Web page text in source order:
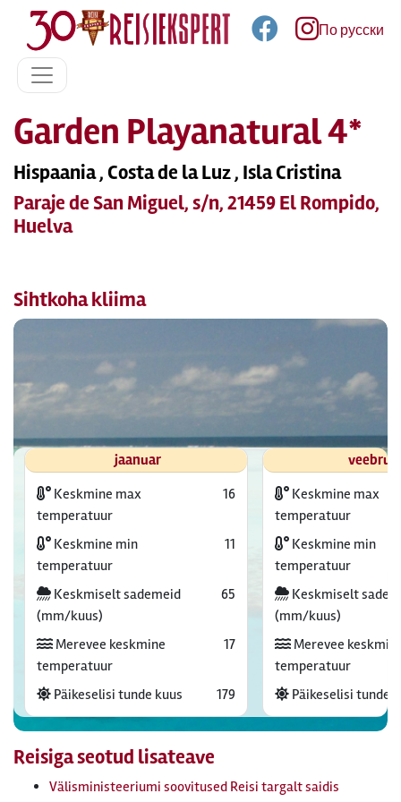
По русски
Garden Playanatural 4*
Hispaania , Costa de la Luz , Isla Cristina
Paraje de San Miguel, s/n, 21459 El Rompido,
Huelva
Sihtkoha kliima
jaanuar
Keskmine max
temperatuur
16
Keskmine min
temperatuur
11
Keskmiselt sademeid
(mm/kuus)
65
Merevee keskmine
temperatuur
17
Päikeselisi tunde kuus 179
Keskmine max
temperatuur
Keskmine min
temperatuur
Keskmiselt
(mm/kuus)
Merevee
temperatuur
Päikeselisi tunde
Reisiga seotud lisateave
Välisministeeriumi soovitused Reisi targalt saidis